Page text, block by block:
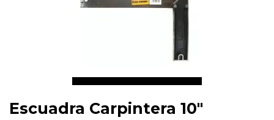
Escuadra Carpintera 10"